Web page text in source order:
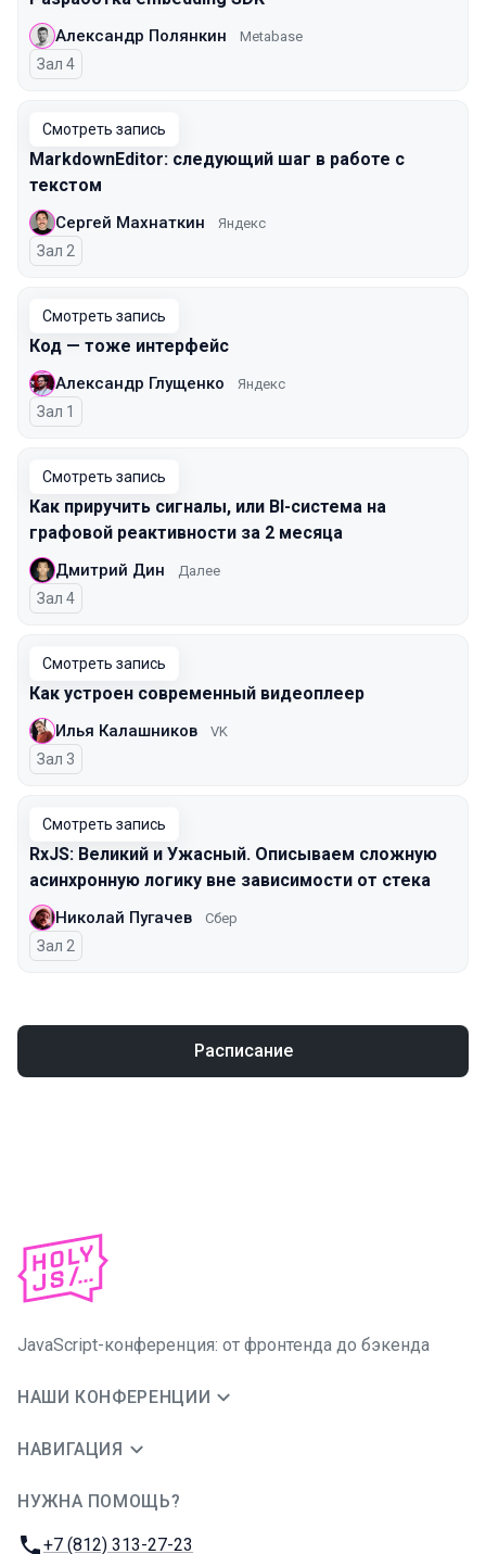
Александр Полянкин Metabase
Зал 4
Смотреть запись
MarkdownEditor: следующий шаг в работе с
текстом
Сергей Махнаткин Яндекс
Зал 2
Смотреть запись
Код — тоже интерфейс
Александр Глущенко Яндекс
Зал 1
Смотреть запись
Как приручить сигналы, или BI-система на
графовой реактивности за 2 месяца
Дмитрий Дин Далее
Зал 4
Смотреть запись
Как устроен современный видеоплеер
Илья Калашников VK
Зал 3
Смотреть запись
RxJS: Великий и Ужасный. Описываем сложную
асинхронную логику вне зависимости от стека
Николай Пугачев Сбер
Зал 2
Расписание
JavaScript-конференция: от фронтенда до бэкенда
НАШИ КОНФЕРЕНЦИИ
НАВИГАЦИЯ
НУЖНА ПОМОЩЬ?
Телефон:
+7 (812) 313-27-23